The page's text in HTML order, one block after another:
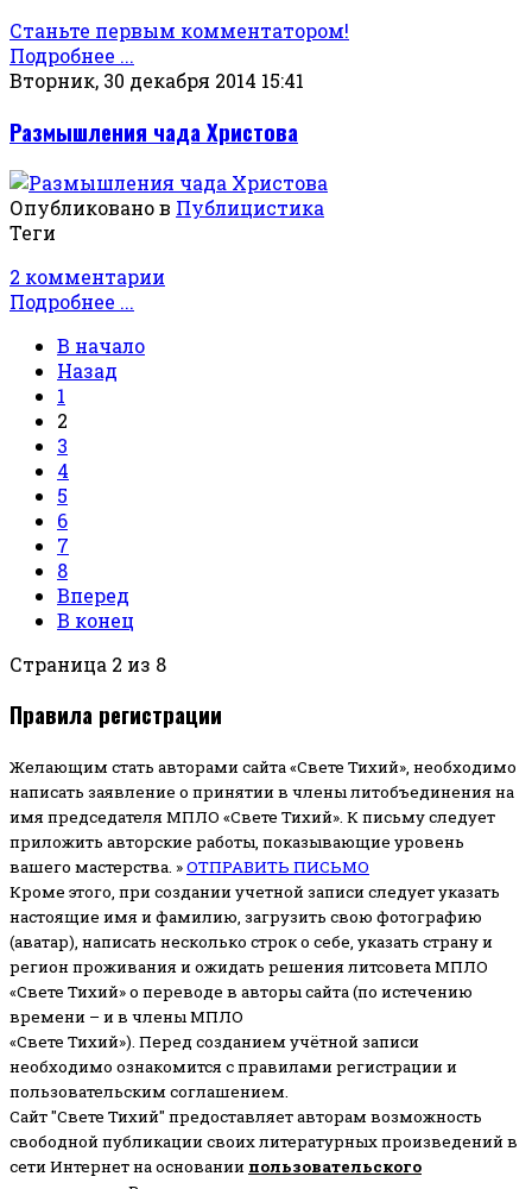
Станьте первым комментатором!
Подробнее ...
Вторник, 30 декабря 2014 15:41
Размышления чада Христова
Опубликовано в Публицистика
Теги
2 комментарии
Подробнее ...
В начало
Назад
1
2
3
4
5
6
7
8
Вперед
В конец
Страница 2 из 8
Правила регистрации
Желающим стать авторами сайта «Свете Тихий», необходимо
написать заявление о принятии в члены литобъединения на
имя председателя МПЛО «Свете Тихий». К письму следует
приложить авторские работы, показывающие уровень
вашего мастерства. »ОТПРАВИТЬ ПИСЬМО
Кроме этого, при создании учетной записи следует указать
настоящие имя и фамилию, загрузить свою фотографию
(аватар), написать несколько строк о себе, указать страну и
регион проживания и ожидать решения литсовета МПЛО
«Свете Тихий» о переводе в авторы сайта (по истечению
времени – и в члены МПЛО
«Свете Тихий»). Перед созданием учётной записи
необходимо ознакомится с правилами регистрации и
пользовательским соглашением.
Сайт "Свете Тихий" предоставляет авторам возможность
свободной публикации своих литературных произведений в
сети Интернет на основании пользовательского